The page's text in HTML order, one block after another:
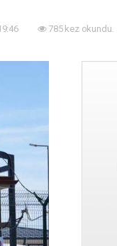
785 kez okundu.